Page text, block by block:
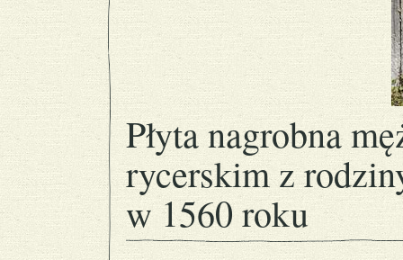
Płyta nagrobna
rycerskim z
w 1560 roku